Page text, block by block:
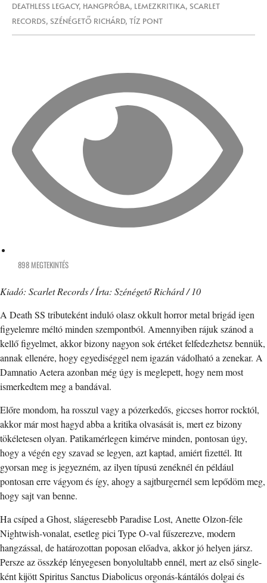
DEATHLESS LEGACY, HANGPRÓBA, LEMEZKRITIKA, SCARLET
RECORDS, SZÉNÉGETŐ RICHÁRD, TÍZ PONT
898 MEGTEKINTÉS
Kiadó: Scarlet Records / Írta: Szénégető Richárd / 10
A Death SS tributeként induló olasz okkult horror metal brigád igen
figyelemre méltó minden szempontból. Amennyiben rájuk szánod a
kellő figyelmet, akkor bizony nagyon sok értéket felfedezhetsz bennük,
annak ellenére, hogy egyediséggel nem igazán vádolható a zenekar. A
Damnatio Aetera azonban még úgy is meglepett, hogy nem most
ismerkedtem meg a bandával.
Előre mondom, ha rosszul vagy a pózerkedős, giccses horror rocktól,
akkor már most hagyd abba a kritika olvasását is, mert ez bizony
tökéletesen olyan. Patikamérlegen kimérve minden, pontosan úgy,
hogy a végén egy szavad se legyen, azt kaptad, amiért fizettél. Itt
gyorsan meg is jegyezném, az ilyen típusú zenéknél én például
pontosan erre vágyom és így, ahogy a sajtburgernél sem lepődöm meg,
hogy sajt van benne.
Ha csíped a Ghost, slágeresebb Paradise Lost, Anette Olzon-féle
Nightwish-vonalat, esetleg pici Type O-val fűszerezve, modern
hangzással, de határozottan poposan előadva, akkor jó helyen jársz.
Persze az összkép lényegesen bonyolultabb ennél, mert az első single-
ként kijött Spiritus Sanctus Diabolicus orgonás-kántálós dolgai és